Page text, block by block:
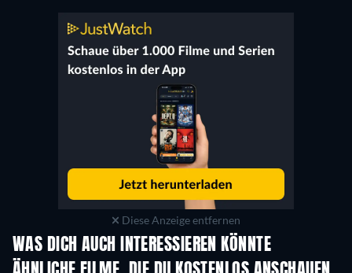
Diese Anzeige entfernen
WAS DICH AUCH INTERESSIEREN KÖNNTE